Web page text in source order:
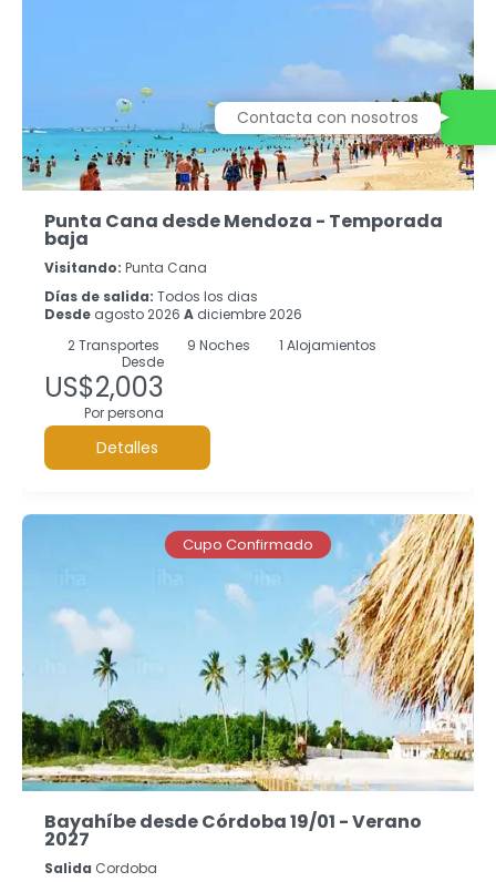
Punta Cana desde Mendoza - Temporada
baja
Visitando: Punta Cana
Días de salida: Todos los dias
Desde agosto 2026 A diciembre 2026
2Transportes 9 Noches
1 Alojamientos
Desde
US$2,003
Por persona
Detalles
Cupo Confirmado
Bayahíbe desde Córdoba 19/01 - Verano
2027
Salida Cordoba
Contacta con nosotros